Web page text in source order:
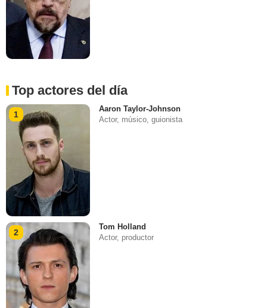
Top actores del día
1
Aaron Taylor-Johnson
Actor, músico, guionista
2
Tom Holland
Actor, productor